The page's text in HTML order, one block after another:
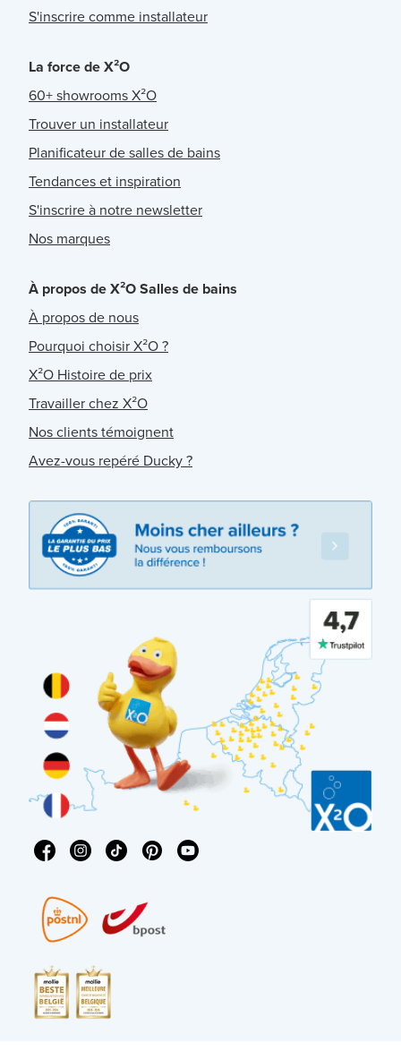
S'inscrire comme installateur
La force de X²O
60+ showrooms X²O
Trouver un installateur
Planificateur de salles de bains
Tendances et inspiration
S'inscrire à notre newsletter
Nos marques
À propos de X²O Salles de bains
À propos de nous
Pourquoi choisir X²O ?
X²O Histoire de prix
Travailler chez X²O
Nos clients témoignent
Avez-vous repéré Ducky ?